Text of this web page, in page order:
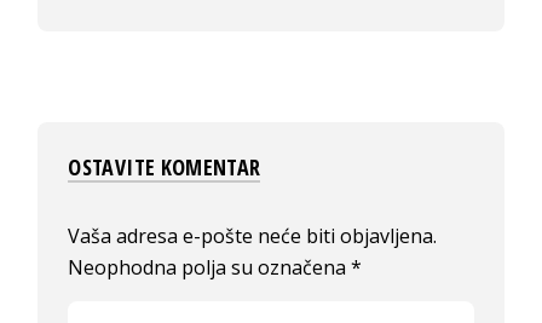
OSTAVITE KOMENTAR
Vaša adresa e-pošte neće biti objavljena.
Neophodna polja su označena*